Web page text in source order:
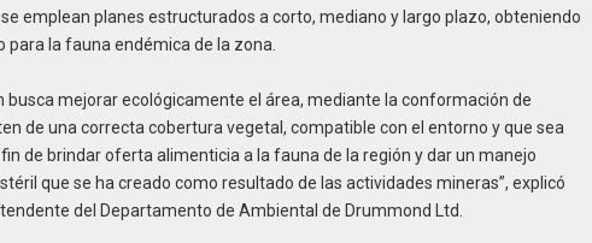
emplean planes estructurados a corto, mediano y largo plazo, obteniendo
para la fauna endémica de la zona.
busca mejorar ecológicamente el área, mediante la conformación de
de una correcta cobertura vegetal, compatible con el entorno y que sea
de brindar oferta alimenticia a la fauna de la región y dar un manejo
que se ha creado como resultado de las actividades mineras”, explicó
del Departamento de Ambiental de Drummond Ltd.